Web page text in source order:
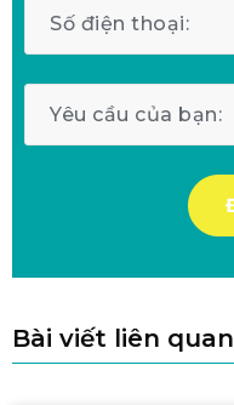
Bài viết liên quan